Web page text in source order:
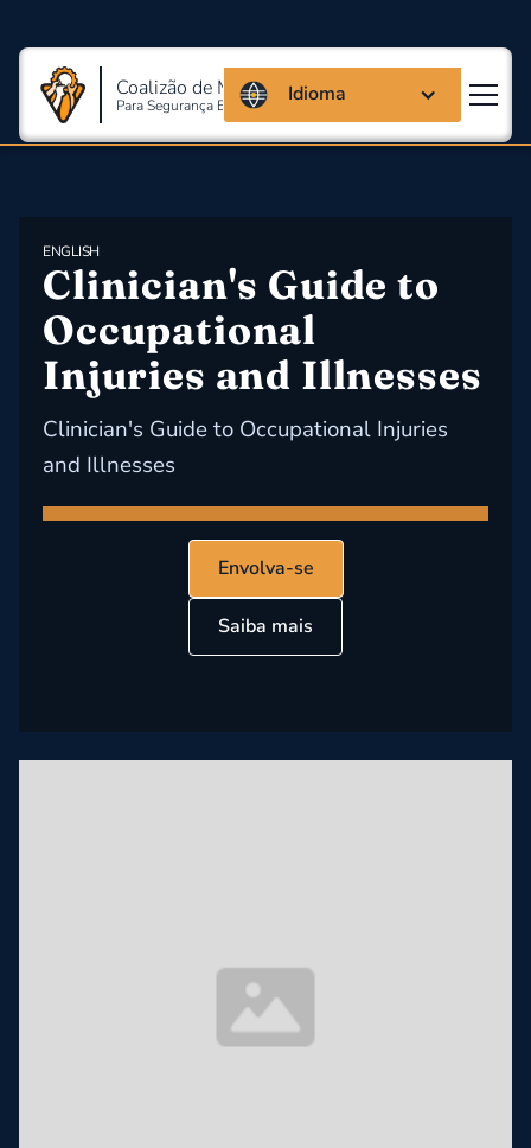
Coalizão de Massachusetts
Para Segurança E Saúde Ocupacional
Idioma
ENGLISH
Clinician's Guide to
Occupational
Injuries and Illnesses
Clinician's Guide to Occupational Injuries
and Illnesses
Envolva-se
Saiba mais